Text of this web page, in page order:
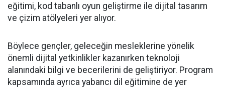
eğitimi, kod tabanlı oyun geliştirme ile dijital tasarım
ve çizim atölyeleri yer alıyor.
Böylece gençler, geleceğin mesleklerine yönelik
önemli dijital yetkinlikler kazanırken teknoloji
alanındaki bilgi ve becerilerini de geliştiriyor. Program
kapsamında ayrıca yabancı dil eğitimine de yer